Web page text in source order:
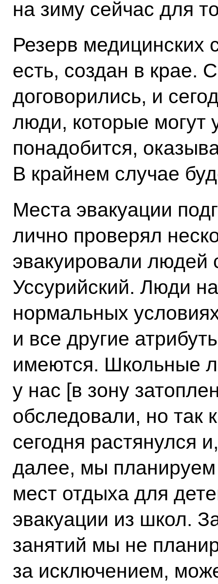
на зиму сейчас для
Резерв медицинских
есть, создан в крае.
договорились, и
люди, которые могут
понадобится,
В крайнем случае
Места эвакуации
лично проверял
эвакуировали людей
Уссурийский. Люди
нормальных
и все другие
имеются. Школьные
у нас [в зону
обследовали, но так
сегодня растянулся
далее, мы
мест отдыха для
эвакуации из школ.
занятий мы не
за исключением,